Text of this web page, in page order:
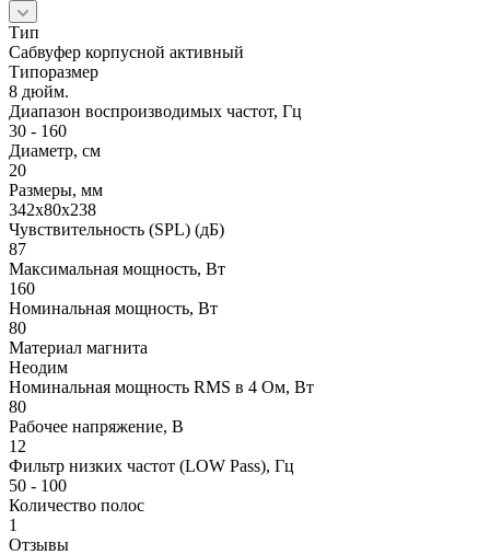
Тип
Сабвуфер корпусной активный
Типоразмер
8 дюйм.
Диапазон воспроизводимых частот, Гц
30 - 160
Диаметр, см
20
Размеры, мм
342х80х238
Чувствительность (SPL) (дБ)
87
Максимальная мощность, Вт
160
Номинальная мощность, Вт
80
Материал магнита
Неодим
Номинальная мощность RMS в 4 Ом, Вт
80
Рабочее напряжение, В
12
Фильтр низких частот (LOW Pass), Гц
50 - 100
Количество полос
1
Отзывы